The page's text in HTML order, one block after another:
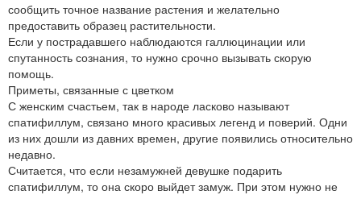
сообщить точное название растения и желательно
предоставить образец растительности.
Если у пострадавшего наблюдаются галлюцинации или
спутанность сознания, то нужно срочно вызывать скорую
помощь.
Приметы, связанные с цветком
С женским счастьем, так в народе ласково называют
спатифиллум, связано много красивых легенд и поверий. Одни
из них дошли из давних времен, другие появились относительно
недавно.
Считается, что если незамужней девушке подарить
спатифиллум, то она скоро выйдет замуж. При этом нужно не